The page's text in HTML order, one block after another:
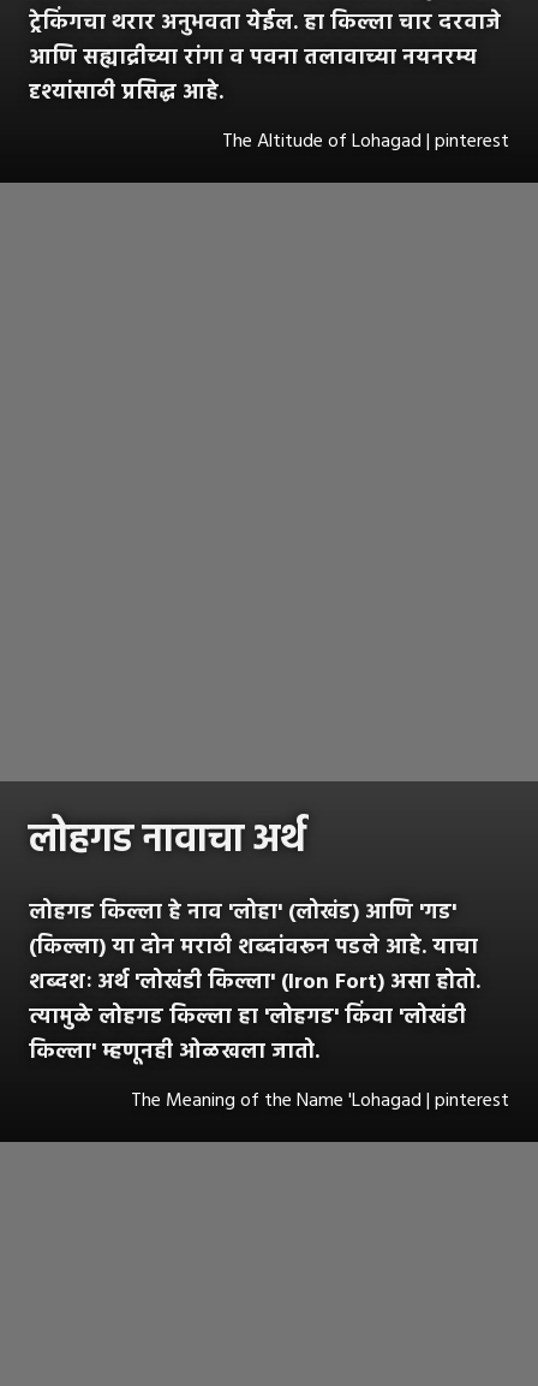
ट्रेकिंगचा थरार अनुभवता येईल. हा किल्ला चार दरवाजे
आणि सह्याद्रीच्या रांगा व पवना तलावाच्या नयनरम्य
दृश्यांसाठी प्रसिद्ध आहे.
The Altitude of Lohagad | pinterest
लोहगड नावाचा अर्थ
लोहगड किल्ला हे नाव 'लोहा' (लोखंड) आणि 'गड'
(किल्ला) या दोन मराठी शब्दांवरून पडले आहे. याचा
शब्दशः अर्थ 'लोखंडी किल्ला' (Iron Fort) असा होतो.
त्यामुळे लोहगड किल्ला हा 'लोहगड' किंवा 'लोखंडी
किल्ला' म्हणूनही ओळखला जातो.
The Meaning of the Name 'Lohagad | pinterest